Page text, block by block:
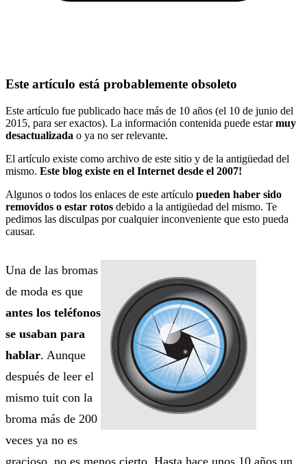
Este artículo está probablemente obsoleto
Este artículo fue publicado hace más de 10 años (el 10 de junio del
2015, para ser exactos). La información contenida puede estarmuy
desactualizada o ya no ser relevante.
El artículo existe como archivo de este sitio y de la antigüedad del
mismo. Este blog existe en el Internet desde el 2007!
Algunos o todos los enlaces de este artículo pueden haber sido
removidos o estar rotos debido a la antigüedad del mismo. Te
pedimos las disculpas por cualquier inconveniente que esto pueda
causar.
Una de las bromas
de moda es que
antes los teléfonos
se usaban para
hablar. Aunque
después de leer el
mismo tuit con la
broma más de 200
veces ya no es
gracioso, no es menos cierto. Hasta hace unos 10 años un